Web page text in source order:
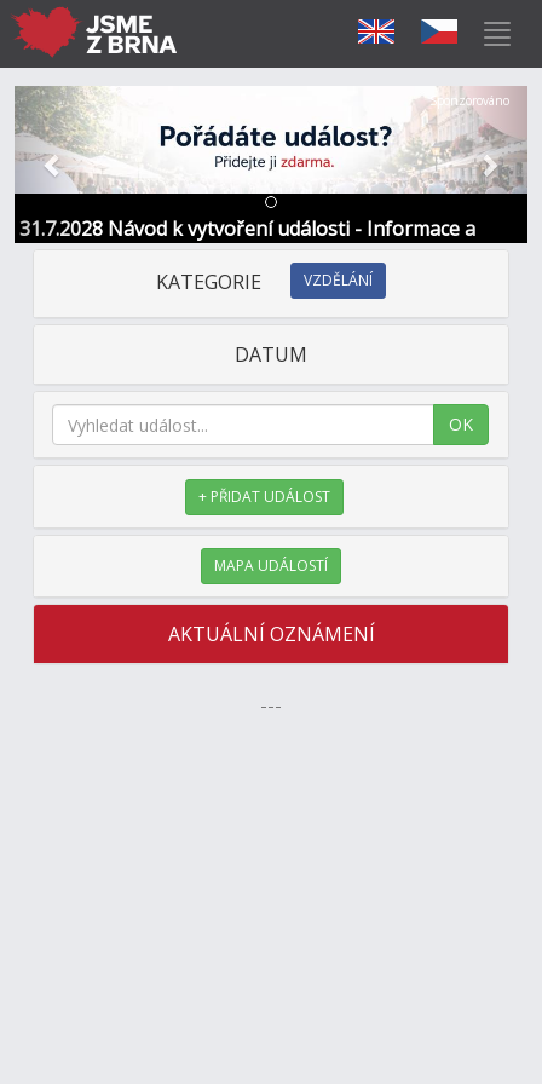
31.7.2028 Návod k vytvoření události - Informace a
kontakt
Předchozí Další
Sponzorováno
KATEGORIE VZDĚLÁNÍ
DATUM
OK
+ PŘIDAT UDÁLOST
MAPA UDÁLOSTÍ
AKTUÁLNÍ OZNÁMENÍ
---